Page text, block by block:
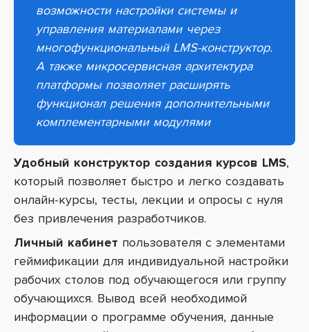
возможности настройки системы и
управления материалами через
многофункциональный LMS-конструктор.
А также микросервисная архитектура
платформы позволяет расширять
функционал решения дополнительными
комплементарными модулями
Удобный конструктор создания курсов LMS,
который позволяет быстро и легко создавать
онлайн-курсы, тесты, лекции и опросы с нуля
без привлечения разработчиков.
Личный кабинет пользователя с элементами
геймификации для индивидуальной настройки
рабочих столов под обучающегося или группу
обучающихся. Вывод всей необходимой
информации о программе обучения, данные